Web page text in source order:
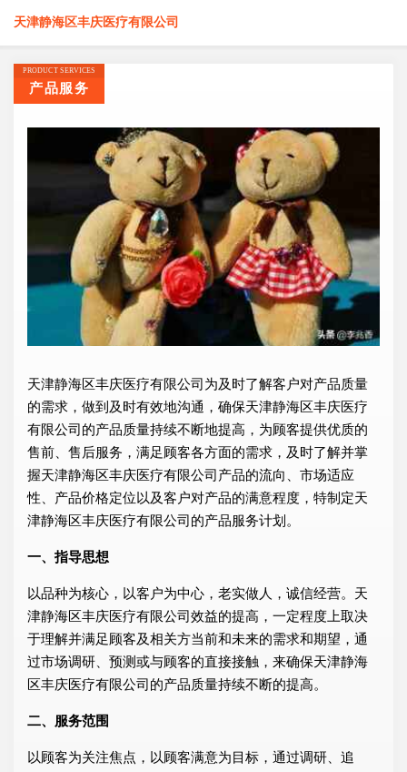
天津静海区丰庆医疗有限公司
PRODUCT SERVICES
产品服务
天津静海区丰庆医疗有限公司为及时了解客户对产品质量
的需求，做到及时有效地沟通，确保天津静海区丰庆医疗
有限公司的产品质量持续不断地提高，为顾客提供优质的
售前、售后服务，满足顾客各方面的需求，及时了解并掌
握天津静海区丰庆医疗有限公司产品的流向、市场适应
性、产品价格定位以及客户对产品的满意程度，特制定天
津静海区丰庆医疗有限公司的产品服务计划。
一、指导思想
以品种为核心，以客户为中心，老实做人，诚信经营。天
津静海区丰庆医疗有限公司效益的提高，一定程度上取决
于理解并满足顾客及相关方当前和未来的需求和期望，通
过市场调研、预测或与顾客的直接接触，来确保天津静海
区丰庆医疗有限公司的产品质量持续不断的提高。
二、服务范围
以顾客为关注焦点，以顾客满意为目标，通过调研、追